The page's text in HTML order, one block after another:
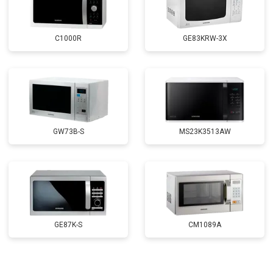
C1000R GE83KRW-3X
GW73B-S MS23K3513AW
GE87K-S CM1089A